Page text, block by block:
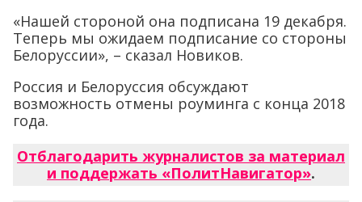
«Нашей стороной она подписана 19 декабря.
Теперь мы ожидаем подписание со стороны
Белоруссии», – сказал Новиков.
Россия и Белоруссия обсуждают
возможность отмены роуминга с конца 2018
года.
Отблагодарить журналистов за материал
и поддержать «ПолитНавигатор».